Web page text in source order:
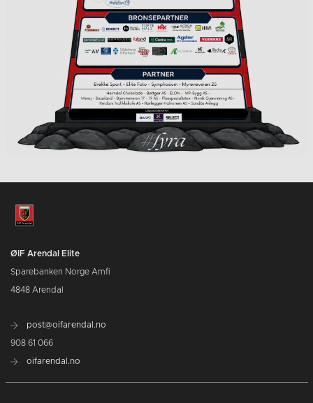
ØIF Arendal Elite
Sparebanken Norge Amfi
4848 Arendal
post@oifarendal.no
908 61 066
oifarendal.no